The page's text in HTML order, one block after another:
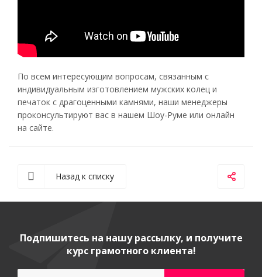
По всем интересующим вопросам, связанным с
индивидуальным изготовлением мужских колец и
печаток с драгоценными камнями, наши менеджеры
проконсультируют вас в нашем Шоу-Руме или онлайн
на сайте.
Назад к списку
Подпишитесь на нашу рассылку, и получите
курс грамотного клиента!